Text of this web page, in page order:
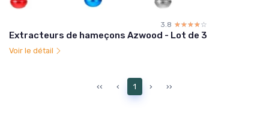
3.8 ☆☆☆☆☆
★★★★★
Extracteurs de hameçons Azwood - Lot de 3
Voir le détail
‹‹ ‹ 1 › ››